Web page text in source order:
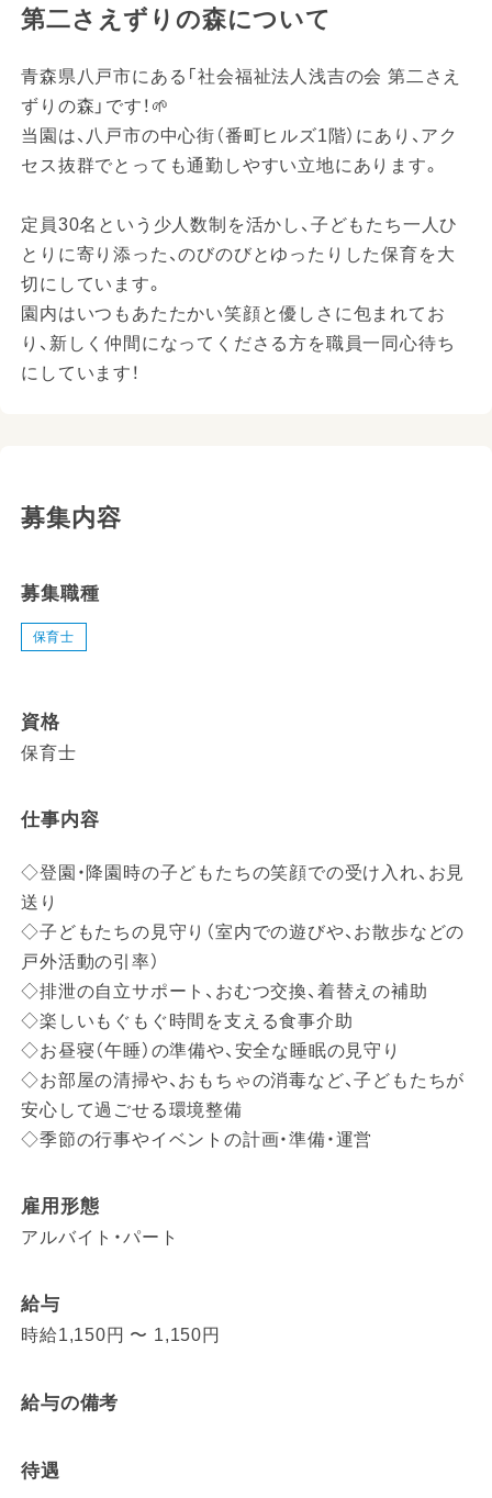
第二さえずりの森について
青森県八戸市にある「社会福祉法人浅吉の会 第二さえ
ずりの森」です！🌱
当園は、八戸市の中心街（番町ヒルズ1階）にあり、アク
セス抜群でとっても通勤しやすい立地にあります。
定員30名という少人数制を活かし、子どもたち一人ひ
とりに寄り添った、のびのびとゆったりした保育を大
切にしています。
園内はいつもあたたかい笑顔と優しさに包まれてお
り、新しく仲間になってくださる方を職員一同心待ち
にしています！
募集内容
募集職種
保育士
資格
保育士
仕事内容
◇登園・降園時の子どもたちの笑顔での受け入れ、お見
送り
◇子どもたちの見守り（室内での遊びや、お散歩などの
戸外活動の引率）
◇排泄の自立サポート、おむつ交換、着替えの補助
◇楽しいもぐもぐ時間を支える食事介助
◇お昼寝（午睡）の準備や、安全な睡眠の見守り
◇お部屋の清掃や、おもちゃの消毒など、子どもたちが
安心して過ごせる環境整備
◇季節の行事やイベントの計画・準備・運営
雇用形態
アルバイト・パート
給与
時給1,150円 〜 1,150円
給与の備考
待遇